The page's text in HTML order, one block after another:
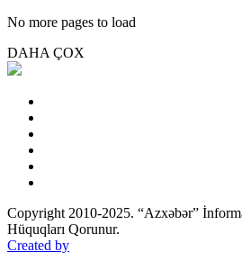
No more pages to load
DAHA ÇOX
Copyright 2010-2025. “Azxəbər”
Hüquqları Qorunur.
Created by